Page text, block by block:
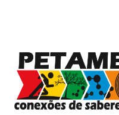
navegação